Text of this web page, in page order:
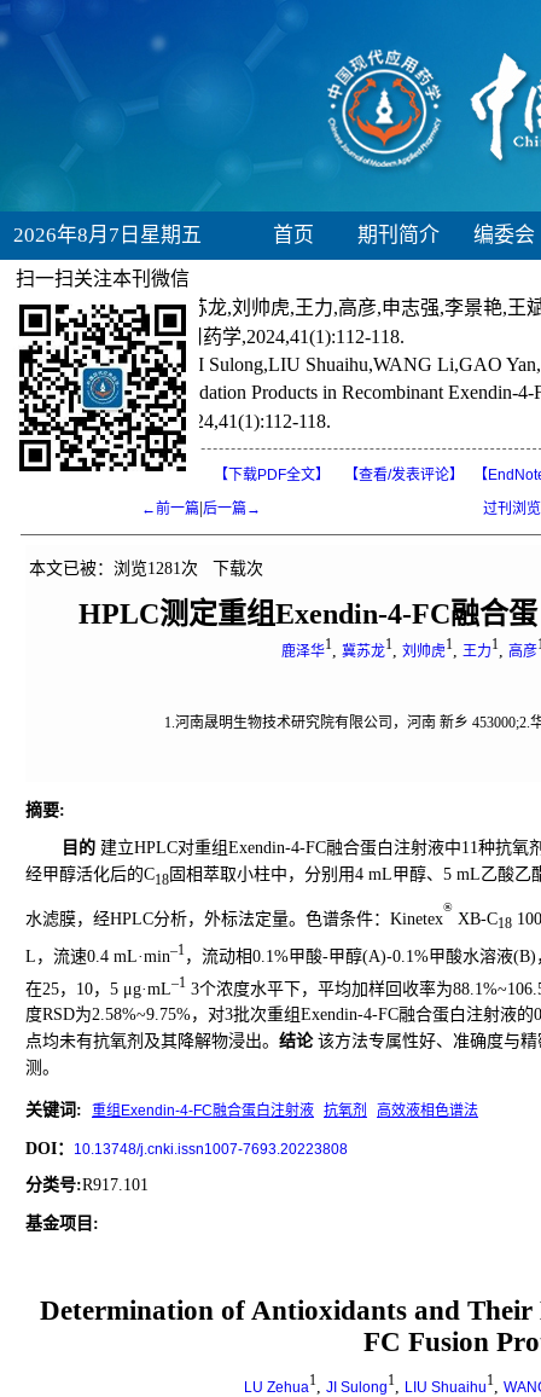
2026年8月7日星期五 首页 期刊简介 编委会
引用本文: 鹿泽华,冀苏龙,刘帅虎,王力,高彦,申志强,李景艳,王
国现代应用药学,2024,41(1):112-118.
LU Zehua,JI Sulong,LIU Shuaihu,WANG Li,GAO
Their Degradation Products in Recombinant Exendin-
用药学),2024,41(1):112-118.
【打印本页】 【HTML】 【下载PDF全文】 【查看/发表评论】
【
←前一篇 后一篇→ 过刊浏览
本文已被：浏览1281次 下载次
HPLC测定重组Exendin-4-FC融合
鹿泽华1, 冀苏龙1, 刘帅虎1, 王力1, 高彦
1.河南晟明生物技术研究院有限公司，河南 新乡 453000;2.
摘要:
目的 建立HPLC对重组Exendin-4-FC融合蛋白注射液中11种抗氧
经甲醇活化后的C18 固相萃取小柱中，分别用4 mL甲醇、5 mL乙酸
水滤膜，经HPLC分析，外标法定量。色谱条件：Kinetex
®
XB-C18
L，流速0.4 mL·min–1，流动相0.1%甲酸-甲醇(A)-0.1%甲酸水溶液
在25，10，5 μg·mL–1 3个浓度水平下，平均加样回收率为
度RSD为2.58%~9.75%，对3批次重组Exendin-4-FC融合蛋白注射
点均未有抗氧剂及其降解物浸出。 结论该方法专属性好、准确度与
测。
关键词 : 重组Exendin-4-FC融合蛋白注射液 抗氧剂 高效液相色谱法
DOI： 10.13748/j.cnki.issn1007-7693.20223808
分类号:R917.101
基金项目:
Determination of Antioxidants and
FC Fusion
LU Zehua1 JI Sulong1 LIU Shuaihu1
扫一扫关注本刊微信